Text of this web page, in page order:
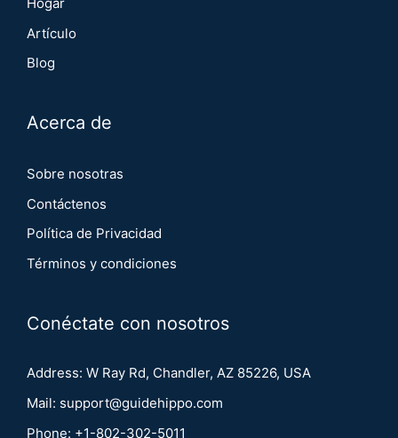
Hogar
Artículo
Blog
Acerca de
Sobre nosotras
Contáctenos
Política de Privacidad
Términos y condiciones
Conéctate con nosotros
Address: W Ray Rd, Chandler, AZ 85226, USA
Mail: support@guidehippo.com
Phone: +1-802-302-5011